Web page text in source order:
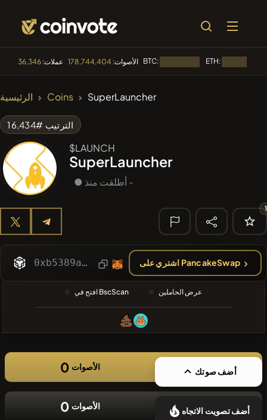
عملات:36,346 الأصوات: 178,744,404 BTC: ETH:
Dogwifhair
#358
LOVELY EGON LEGON
#1017
🔎 البحث
الأخير
❌لا توجد
عملات مشفرة
حديثة
الرئيسية Coins SuperLauncher
الترتيب #16,434
$LAUNCH
SuperLauncher
● أطلقت منذ -
1
0xb5389a679151c4b8621b1098c6e0961a3cfee8d4 اشتري على PancakeSwap
افتح في BscScan عرض الحاملين
0 الأصوات أضف صوتك
0 الأصوات أضف تصويت الاتجاه